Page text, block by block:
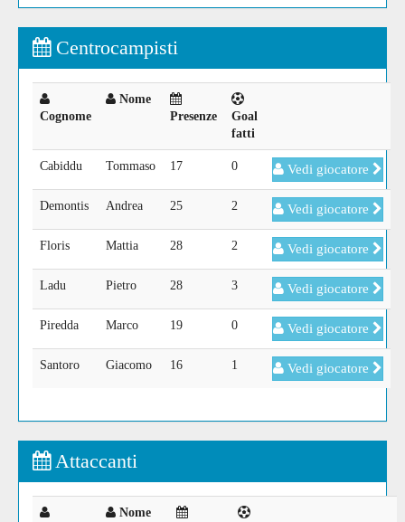
Centrocampisti
Cognome
Nome
Presenze
Goal
fatti
Cabiddu Tommaso 17 0 Vedi giocatore
Demontis Andrea 25 2 Vedi giocatore
Floris Mattia 28 2 Vedi giocatore
Ladu Pietro 28 3 Vedi giocatore
Piredda Marco 19 0 Vedi giocatore
Santoro Giacomo 16 1 Vedi giocatore
Attaccanti
Nome